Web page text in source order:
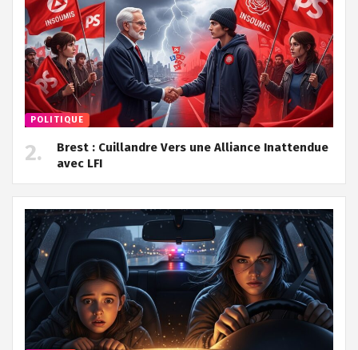
POLITIQUE
Brest : Cuillandre Vers une Alliance Inattendue
avec LFI